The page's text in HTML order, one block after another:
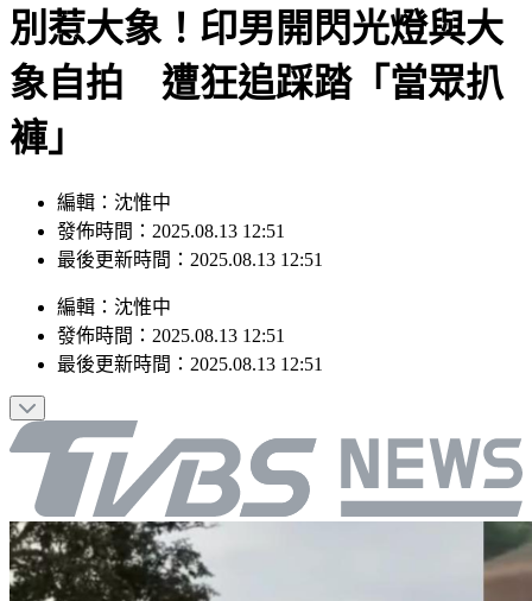
別惹大象！印男開閃光燈與大
象自拍 遭狂追踩踏「當眾扒
褲」
編輯：沈惟中
發佈時間：2025.08.13 12:51
編輯：沈惟中
發佈時間：2025.08.13 12:51